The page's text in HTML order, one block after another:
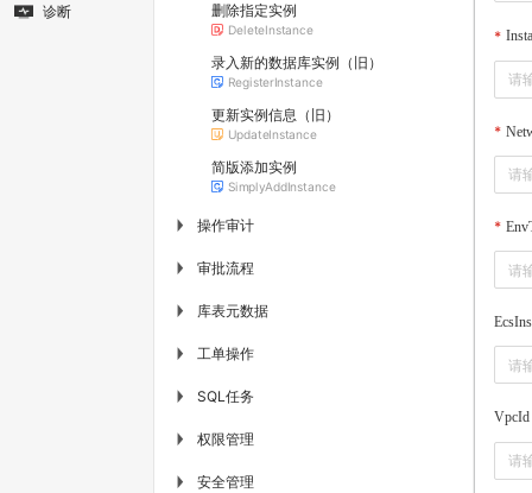
诊断 删除指定实例
DeleteInstance
录入新的数据库实例（旧）
RegisterInstance
更新实例信息（旧）
UpdateInstance
简版添加实例
SimplyAddInstance
▶ 操作审计
▶ 审批流程
▶ 库表元数据
▶ 工单操作
▶ SQL任务
▶ 权限管理
▶ 安全管理
VpcId